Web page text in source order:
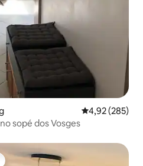
4,92 de uma
4,92 (285)
sopé dos Vosges